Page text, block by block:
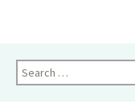
Search
for: